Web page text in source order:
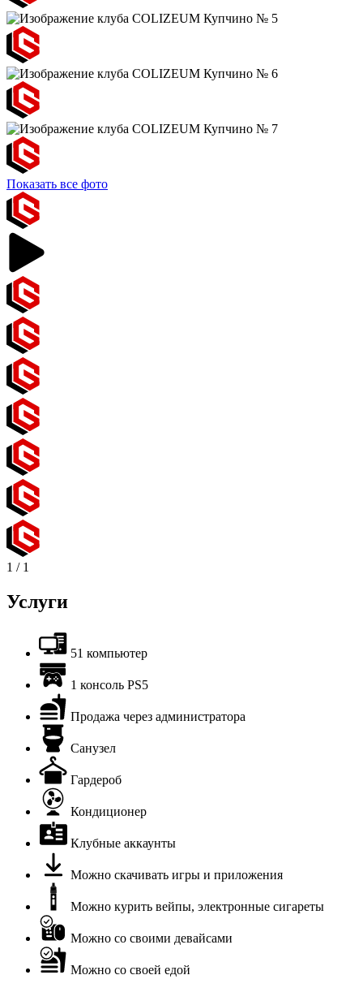
Показать все фото
1 / 1
Услуги
51 компьютер
1 консоль PS5
Продажа через администратора
Санузел
Гардероб
Кондиционер
Клубные аккаунты
Можно скачивать игры и приложения
Можно курить вейпы, электронные сигареты
Можно со своими девайсами
Можно со своей едой